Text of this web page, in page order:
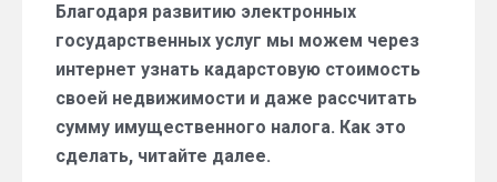
Благодаря развитию электронных
государственных услуг мы можем через
интернет узнать кадарстовую стоимость
своей недвижимости и даже рассчитать
сумму имущественного налога. Как это
сделать, читайте далее.